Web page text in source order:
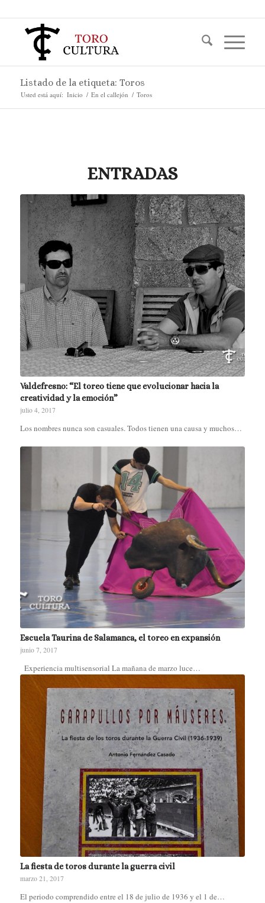
Listado de la etiqueta: Toros
Usted está aquí: Inicio / En el callejón / Toros
ENTRADAS
Valdefresno: “El toreo tiene que evolucionar hacia la
creatividad y la emoción”
julio 4, 2017
Los nombres nunca son casuales. Todos tienen una causa y muchos…
Escuela Taurina de Salamanca, el toreo en expansión
junio 7, 2017
Experiencia multisensorial La mañana de marzo luce…
La fiesta de toros durante la guerra civil
marzo 21, 2017
El periodo comprendido entre el 18 de julio de 1936 y el 1 de…